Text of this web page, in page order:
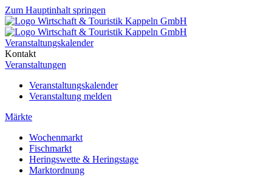
Zum Hauptinhalt springen
Veranstaltungskalender
Kontakt
Veranstaltungen
Veranstaltungskalender
Veranstaltung melden
Märkte
Wochenmarkt
Fischmarkt
Heringswette & Heringstage
Marktordnung